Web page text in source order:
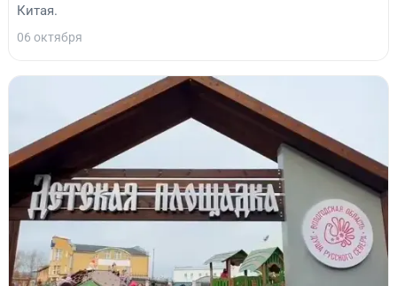
Китая.
06 октября